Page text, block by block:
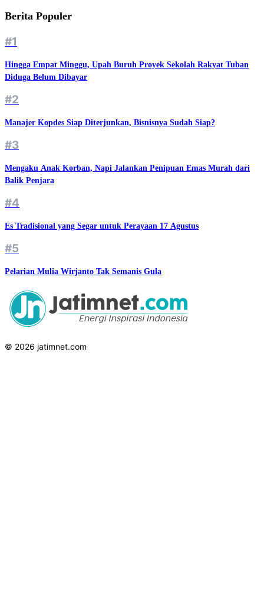
Berita Populer
#1
Hingga Empat Minggu, Upah Buruh Proyek Sekolah Rakyat Tuban
Diduga Belum Dibayar
#2
Manajer Kopdes Siap Diterjunkan, Bisnisnya Sudah Siap?
#3
Mengaku Anak Korban, Napi Jalankan Penipuan Emas Murah dari
Balik Penjara
#4
Es Tradisional yang Segar untuk Perayaan 17 Agustus
#5
Pelarian Mulia Wirjanto Tak Semanis Gula
© 2026 jatimnet.com